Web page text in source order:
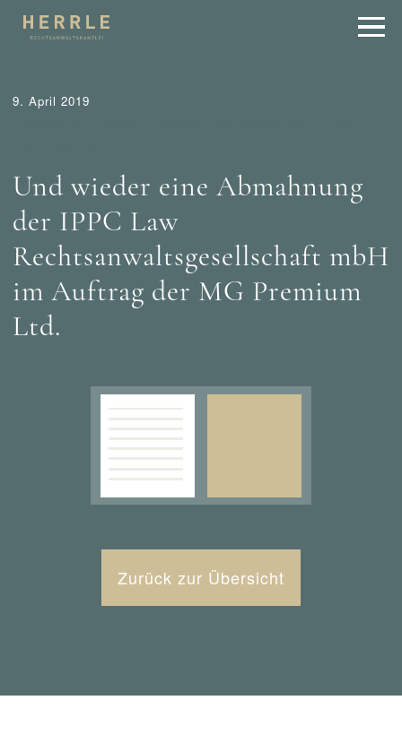
9. April 2019
Und wieder eine Abmahnung
der IPPC Law
Rechtsanwaltsgesellschaft mbH
im Auftrag der MG Premium
Ltd.
Zurück zur Übersicht